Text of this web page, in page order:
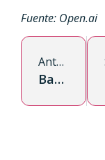
Fuente: Open.ai
Anterior
Bad Bunny en el Súper Bowl, una celebración de la cultura latina